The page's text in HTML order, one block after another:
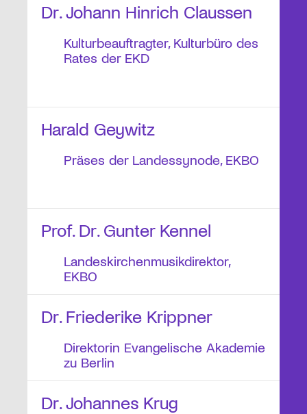
Dr. Johann Hinrich Claussen
Kulturbeauftragter, Kulturbüro des
Rates der EKD
Harald Geywitz
Präses der Landessynode, EKBO
Prof. Dr. Gunter Kennel
Landeskirchenmusikdirektor,
EKBO
Dr. Friederike Krippner
Direktorin Evangelische Akademie
zu Berlin
Dr. Johannes Krug